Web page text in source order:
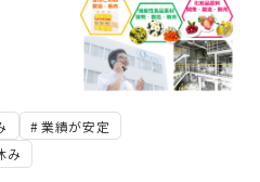
業績が安定
み